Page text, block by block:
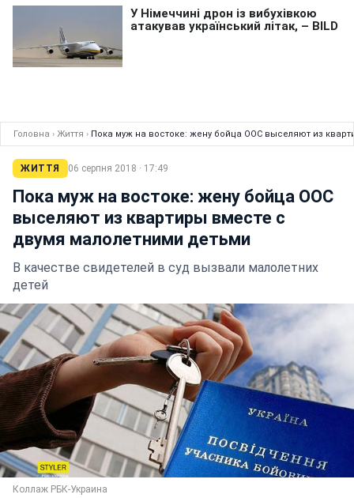
Головна › Життя › Пока муж на востоке: жену бойца ООС выселяют из
ЖИТТЯ 06 серпня 2018 · 17:49
Пока муж на востоке: жену бойца ООС
выселяют из квартиры вместе с
двумя малолетними детьми
В качестве свидетелей в суд вызвали малолетних
детей
Коллаж РБК-Украина